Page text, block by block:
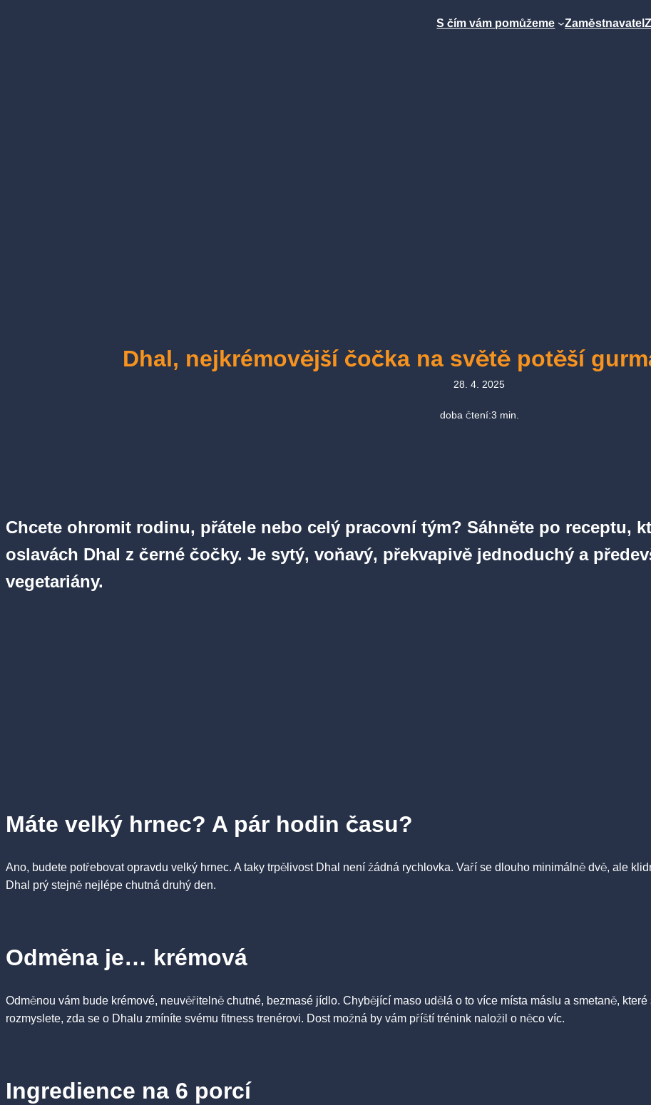
S čím vám pomůžeme Zaměstnavatel
Dhal, nejkrémovější čočka na světě potěší
28. 4. 2025
doba čtení:3 min.
Chcete ohromit rodinu, přátele nebo celý pracovní tým? Sáhněte po receptu,
oslavách Dhal z černé čočky. Je sytý, voňavý, překvapivě jednoduchý a
vegetariány.
Máte velký hrnec? A pár hodin času?
Ano, budete potřebovat opravdu velký hrnec. A taky trpělivost Dhal není žádná rychlovka. Vaří se dlouho minimálně dvě, ale
Dhal prý stejně nejlépe chutná druhý den.
Odměna je… krémová
Odměnou vám bude krémové, neuvěřitelně chutné, bezmasé jídlo. Chybějící maso udělá o to více místa máslu a smetaně,
rozmyslete, zda se o Dhalu zmíníte svému fitness trenérovi. Dost možná by vám příští trénink naložil o něco víc.
Ingredience na 6 porcí